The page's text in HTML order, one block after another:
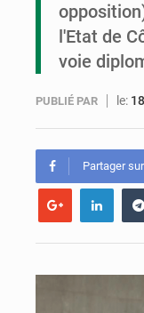
l'Etat de
voie
PUBLIÉ PAR le:
Partager